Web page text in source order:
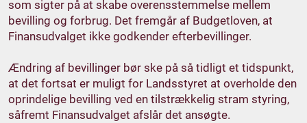
som sigter på at skabe overensstemmelse mellem
bevilling og forbrug. Det fremgår af Budgetloven, at
Finansudvalget ikke godkender efterbevillinger.
Ændring af bevillinger bør ske på så tidligt et tidspunkt,
at det fortsat er muligt for Landsstyret at overholde den
oprindelige bevilling ved en tilstrækkelig stram styring,
såfremt Finansudvalget afslår det ansøgte.